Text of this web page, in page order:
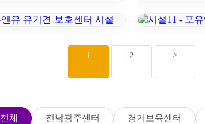
1 2 >
전체 전남광주센터 경기보육센터